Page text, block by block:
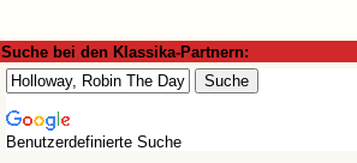
Suche bei den Klassika-Partnern:
Benutzerdefinierte Suche